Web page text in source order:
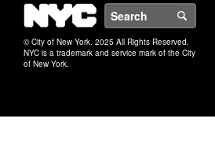
NYC
© City of New York. 2025 All Rights Reserved.
NYC is a trademark and service mark of the City
of New York.